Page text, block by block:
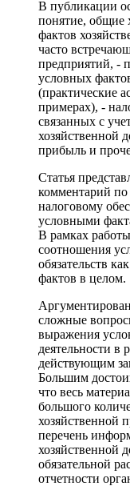
В публикации
понятие, общие
фактов
часто
предприятий, -
условных
(практические
примерах), -
связанных с
хозяйственной
прибыль и
Статья
комментарий по
налоговому
условными
В рамках
соотношения
обязательств
фактов в целом.
сложные
выражения
деятельности в
действующим
Большим
что весь
большого
хозяйственной
перечень
хозяйственной
обязательной
отчетности